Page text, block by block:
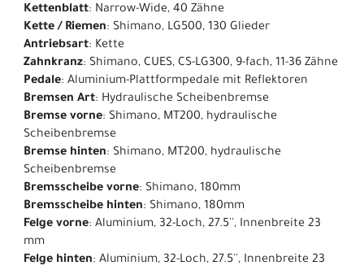
Kettenblatt: Narrow-Wide, 40 Zähne
Kette / Riemen: Shimano, LG500, 130 Glieder
Antriebsart: Kette
Zahnkranz: Shimano, CUES, CS-LG300, 9-fach, 11-36 Zähne
Pedale: Aluminium-Plattformpedale mit Reflektoren
Bremsen Art: Hydraulische Scheibenbremse
Bremse vorne: Shimano, MT200, hydraulische
Scheibenbremse
Bremse hinten: Shimano, MT200, hydraulische
Scheibenbremse
Bremsscheibe vorne: Shimano, 180mm
Bremsscheibe hinten: Shimano, 180mm
Felge vorne: Aluminium, 32-Loch, 27.5'', Innenbreite 23
mm
Felge hinten: Aluminium, 32-Loch, 27.5'', Innenbreite 23